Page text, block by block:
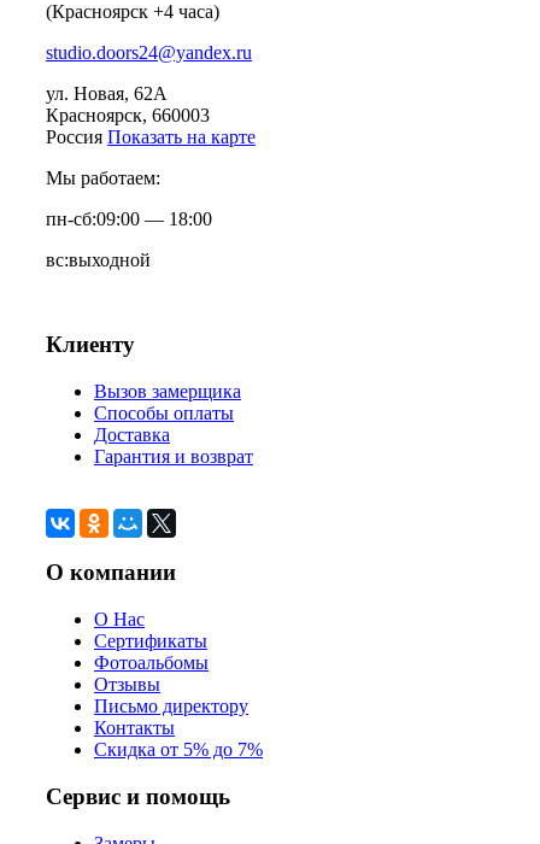
(Красноярск +4 часа)
studio.doors24@yandex.ru
ул. Новая, 62А
Красноярск, 660003
Россия Показать на карте
Мы работаем:
пн-сб:09:00 — 18:00
вс:выходной
Клиенту
Вызов замерщика
Способы оплаты
Доставка
Гарантия и возврат
О компании
О Нас
Сертификаты
Фотоальбомы
Отзывы
Письмо директору
Контакты
Скидка от 5% до 7%
Сервис и помощь